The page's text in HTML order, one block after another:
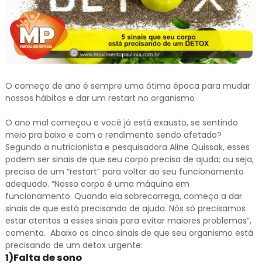
O começo de ano é sempre uma ótima época para mudar
nossos hábitos e dar um restart no organismo
O ano mal começou e você já está exausto, se sentindo
meio pra baixo e com o rendimento sendo afetado?
Segundo a nutricionista e pesquisadora Aline Quissak, esses
podem ser sinais de que seu corpo precisa de ajuda; ou seja,
precisa de um “restart” para voltar ao seu funcionamento
adequado. “Nosso corpo é uma máquina em
funcionamento. Quando ela sobrecarrega, começa a dar
sinais de que está precisando de ajuda. Nós só precisamos
estar atentos a esses sinais para evitar maiores problemas”,
comenta. Abaixo os cinco sinais de que seu organismo está
precisando de um detox urgente:
1)Falta de sono